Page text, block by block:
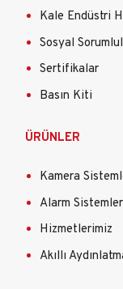
Kale Endüstri
Sosyal
Sertifikalar
Basın Kiti
ÜRÜNLER
Kamera
Alarm
Hizmetlerimiz
Akıllı